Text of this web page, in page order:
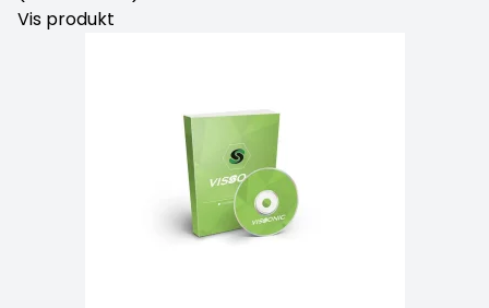
Vis produkt